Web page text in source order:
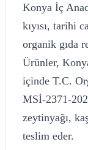
Konya İç
kıyısı, tarihi
organik gıda
Ürünler,
içinde T.C.
MSİ-2371-
zeytinyağı,
teslim eder.